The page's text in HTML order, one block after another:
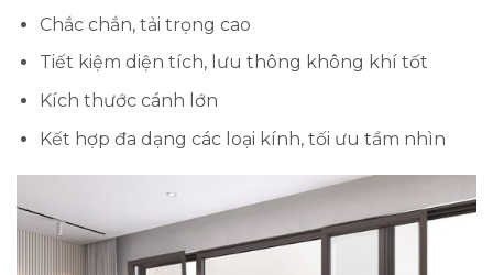
Chắc chắn, tải trọng cao
Tiết kiệm diện tích, lưu thông không khí tốt
Kích thước cánh lớn
Kết hợp đa dạng các loại kính, tối ưu tầm nhìn